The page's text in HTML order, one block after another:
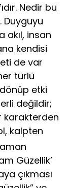
Nedir bu
Duyguyu
akıl, insan
kendisi
de var
türlü
etki
değildir;
karak­terden
kalpten
Güzellik’
çıkması